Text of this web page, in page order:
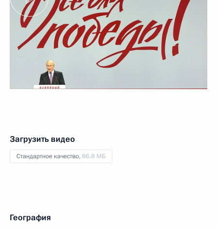
Загрузить видео
Стандартное качество,86.8 МБ
География